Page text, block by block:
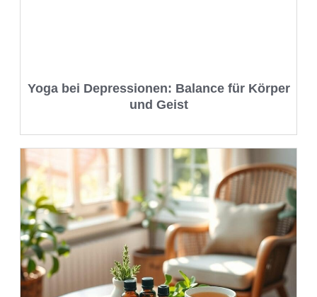
Yoga bei Depressionen: Balance für Körper
und Geist